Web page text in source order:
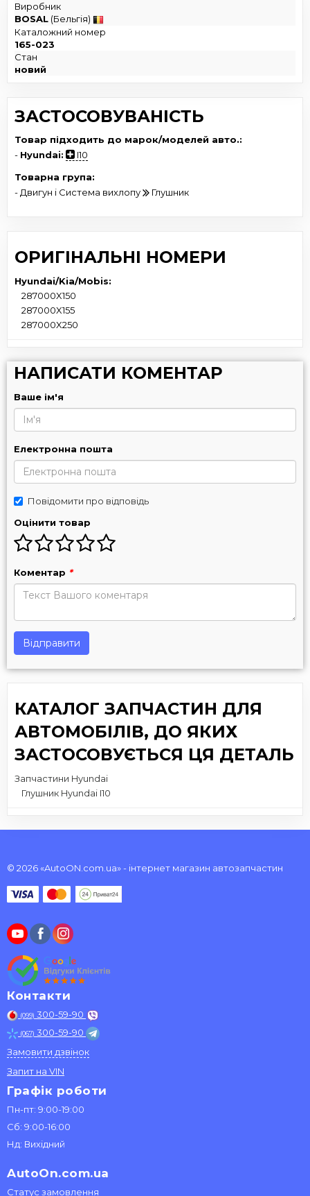
Виробник
BOSAL (Бельгія)
Каталожний номер
165-023
Стан
новий
ЗАСТОСОВУВАНІСТЬ
Товар підходить до марок/моделей авто.:
- Hyundai:
I10
Товарна група:
- Двигун і Система вихлопу
Глушник
ОРИГІНАЛЬНІ НОМЕРИ
Hyundai/Kia/Mobis:
287000X150
287000X155
287000X250
НАПИСАТИ КОМЕНТАР
Ваше ім'я
Електронна пошта
Повідомити про відповідь
Оцінити товар
Коментар *
Відправити
КАТАЛОГ ЗАПЧАСТИН ДЛЯ
АВТОМОБІЛІВ, ДО ЯКИХ
ЗАСТОСОВУЄТЬСЯ ЦЯ ДЕТАЛЬ
Запчастини Hyundai
Глушник Hyundai I10
© 2026 «AutoON.com.ua» - інтернет магазин автозапчастин
Контакти
(099) 300-59-90
(067) 300-59-90
Замовити дзвінок
Запит на VIN
Графік роботи
Пн-пт: 9:00-19:00
Сб: 9:00-16:00
Нд: Вихідний
AutoOn.com.ua
Статус замовлення